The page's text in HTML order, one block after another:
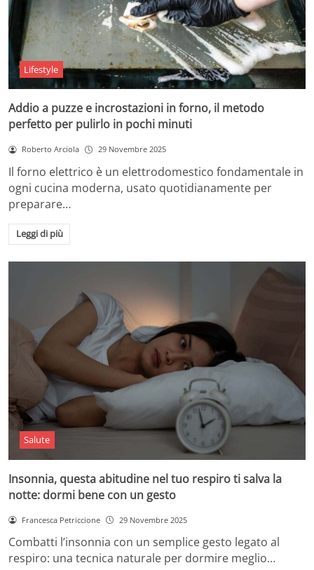
Lifestyle
Addio a puzze e incrostazioni in forno, il metodo
perfetto per pulirlo in pochi minuti
Roberto Arciola 29 Novembre 2025
Il forno elettrico è un elettrodomestico fondamentale in
ogni cucina moderna, usato quotidianamente per
preparare…
Leggi di più
Salute
Insonnia, questa abitudine nel tuo respiro ti salva la
notte: dormi bene con un gesto
Francesca Petriccione 29 Novembre 2025
Combatti l’insonnia con un semplice gesto legato al
respiro: una tecnica naturale per dormire meglio…